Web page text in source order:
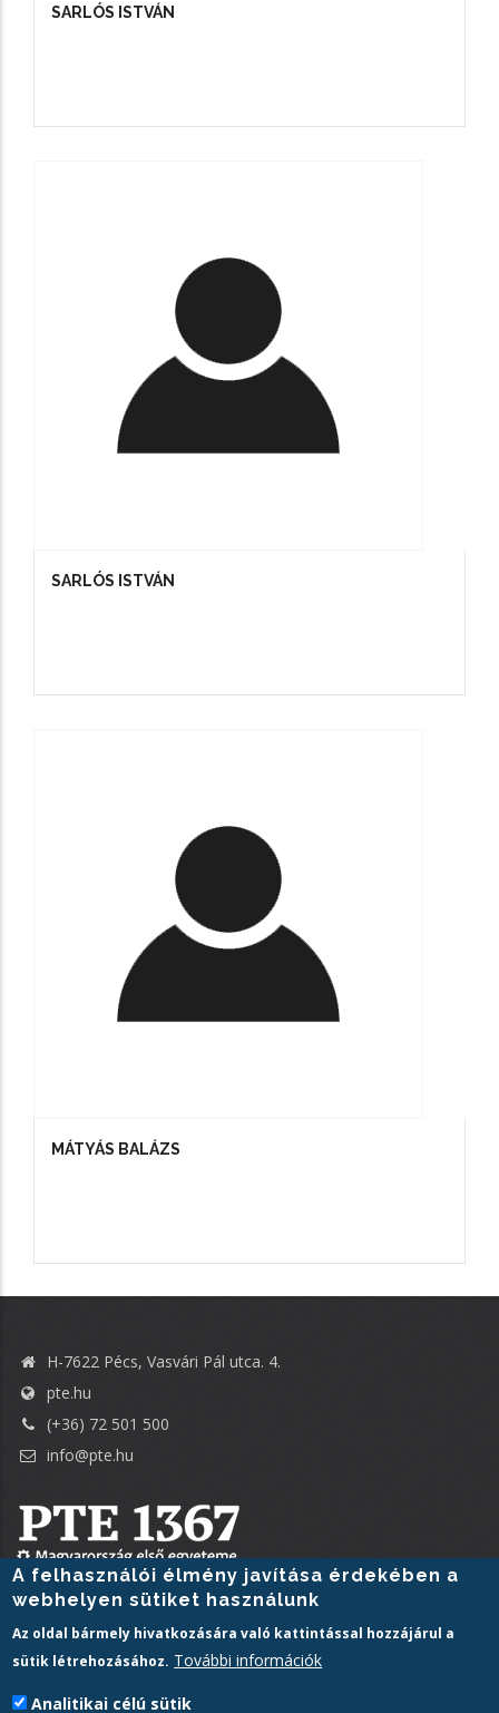
SARLÓS ISTVÁN
SARLÓS ISTVÁN
MÁTYÁS BALÁZS
H-7622 Pécs, Vasvári Pál utca. 4.
pte.hu
(+36) 72 501 500
info@pte.hu
PTE login
A felhasználói élmény javítása érdekében a
webhelyen sütiket használunk
Az oldal bármely hivatkozására való kattintással hozzájárul a
sütik létrehozásához. További információk
Analitikai célú sütik